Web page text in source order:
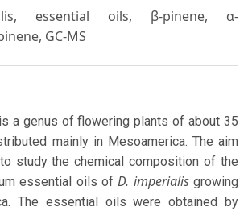
essential oils, β-pinene, α-
GC-MS
is a genus of flowering plants of about 35
mainly in Mesoamerica. The aim
study the chemical composition of the
essential oils ofD. imperialisgrowing
The essential oils were obtained by